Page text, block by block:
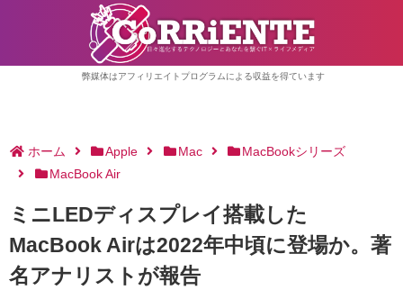
弊媒体はアフィリエイトプログラムによる収益を得ています
ホーム Apple Mac
MacBookシリーズ
MacBook Air
ミニLEDディスプレイ搭載した
MacBook Airは2022年中頃に登場か。著
名アナリストが報告